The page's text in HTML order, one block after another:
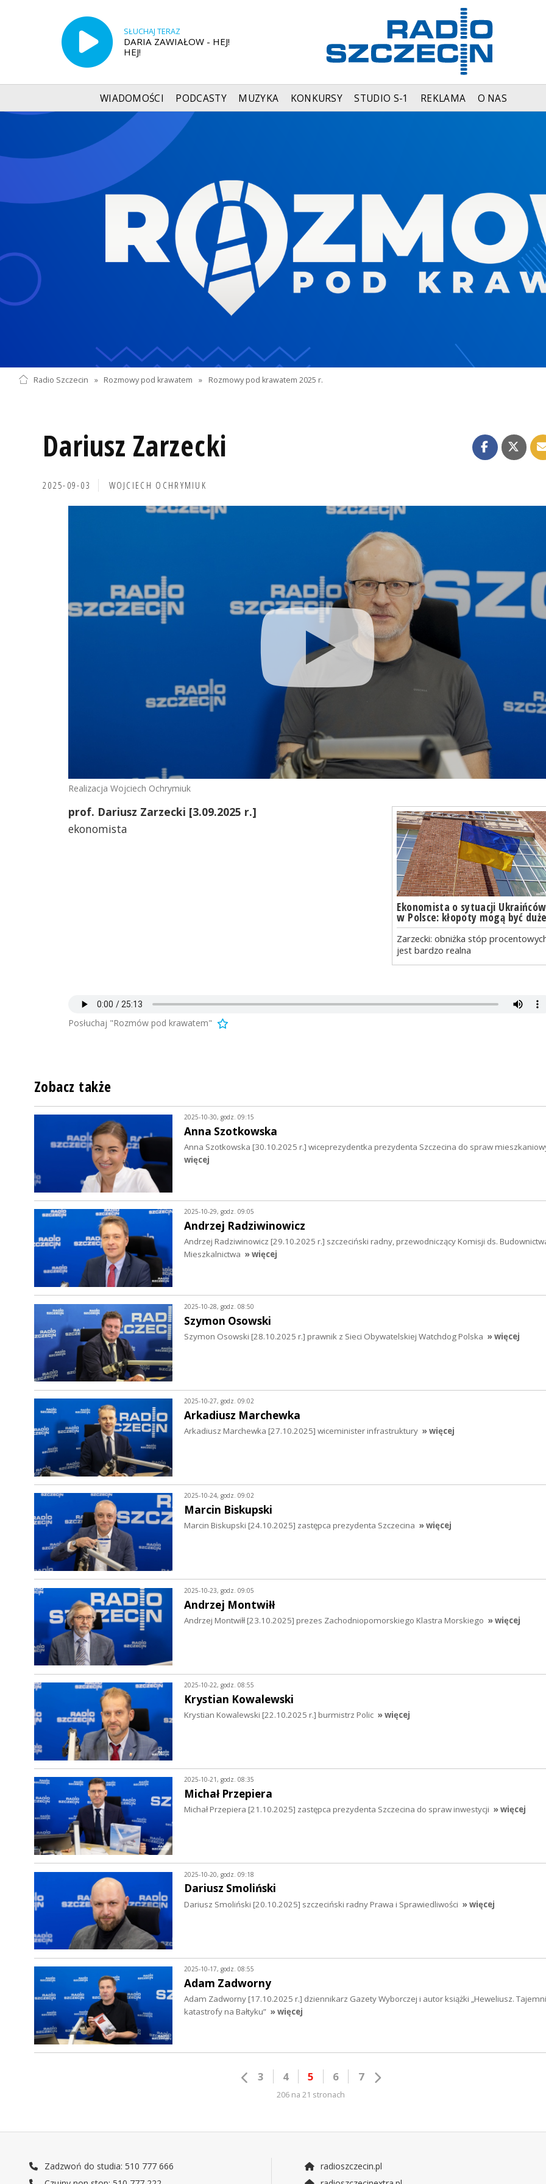
SŁUCHAJ TERAZ
DARIA ZAWIAŁOW - HEJ!
HEJ!
WIADOMOŚCI PODCASTY MUZYKA KONKURSY STUDIO S-1 REKLAMA O NAS
Radio Szczecin » Rozmowy pod krawatem » Rozmowy pod krawatem 2025 r.
Dariusz Zarzecki
2025-09-03 WOJCIECH OCHRYMIUK
Realizacja Wojciech Ochrymiuk
Ekonomista o sytuacji Ukraińców
w Polsce: kłopoty mogą być duże
Zarzecki: obniżka stóp
jest bardzo realna
prof. Dariusz Zarzecki [3.09.2025 r.]
ekonomista
Posłuchaj "Rozmów pod krawatem"
Zobacz także
2025-10-30, godz. 09:15
Anna Szotkowska
Anna Szotkowska [30.10.2025 r.] wiceprezydentka prezydenta Szczecina do spraw
więcej
2025-10-29, godz. 09:05
Andrzej Radziwinowicz
Andrzej Radziwinowicz [29.10.2025 r.] szczeciński radny, przewodniczący Komisji ds.
Mieszkalnictwa » więcej
2025-10-28, godz. 08:50
Szymon Osowski
Szymon Osowski [28.10.2025 r.] prawnik z Sieci Obywatelskiej Watchdog Polska » więcej
2025-10-27, godz. 09:02
Arkadiusz Marchewka
Arkadiusz Marchewka [27.10.2025] wiceminister infrastruktury » więcej
2025-10-24, godz. 09:02
Marcin Biskupski
Marcin Biskupski [24.10.2025] zastępca prezydenta Szczecina » więcej
2025-10-23, godz. 09:05
Andrzej Montwiłł
Andrzej Montwiłł [23.10.2025] prezes Zachodniopomorskiego Klastra Morskiego » więcej
2025-10-22, godz. 08:55
Krystian Kowalewski
Krystian Kowalewski [22.10.2025 r.] burmistrz Polic » więcej
2025-10-21, godz. 08:35
Michał Przepiera
Michał Przepiera [21.10.2025] zastępca prezydenta Szczecina do spraw inwestycji » więcej
2025-10-20, godz. 09:18
Dariusz Smoliński
Dariusz Smoliński [20.10.2025] szczeciński radny Prawa i Sprawiedliwości » więcej
2025-10-17, godz. 08:55
Adam Zadworny
Adam Zadworny [17.10.2025 r.] dziennikarz Gazety Wyborczej i autor książki „Heweliusz.
katastrofy na Bałtyku” » więcej
3 4 5 6 7
206 na 21 stronach
Zadzwoń do studia: 510 777 666
radioszczecin.pl